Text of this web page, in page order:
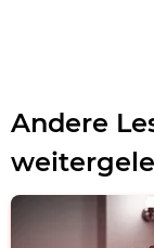
Andere